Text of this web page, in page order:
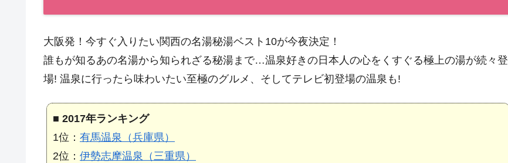
大阪発！今すぐ入りたい関西の名湯秘湯ベスト10が今夜決定！
誰もが知るあの名湯から知られざる秘湯まで…温泉好きの日本人の心をくすぐる極上の湯が続々登
場! 温泉に行ったら味わいたい至極のグルメ、そしてテレビ初登場の温泉も!
■ 2017年ランキング
1位： 有馬温泉（兵庫県）
2位： 伊勢志摩温泉（三重県）